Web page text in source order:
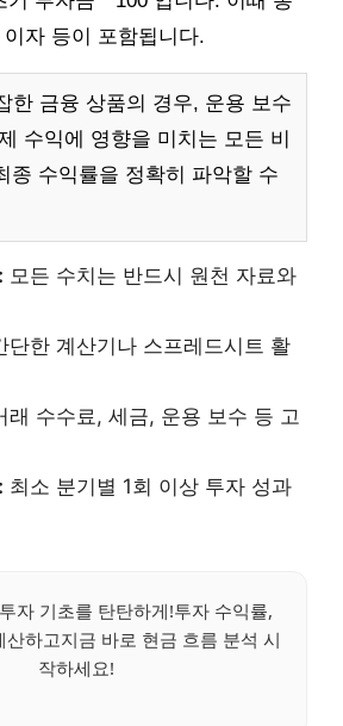
자 등이 포함됩니다.
한 금융 상품의 경우, 운용 보수
수익에 영향을 미치는 모든 비
종 수익률을 정확히 파악할 수
모든 수치는 반드시 원천 자료와
단한 계산기나 스프레드시트 활
래 수수료, 세금, 운용 보수 등 고
최소 분기별 1회 이상 투자 성과
투자 기초를 탄탄하게!투자 수익률,
산하고지금 바로 현금 흐름 분석 시
작하세요!